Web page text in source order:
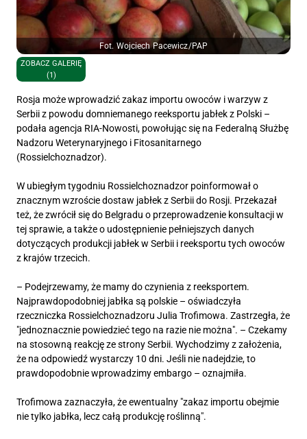
Fot. Wojciech Pacewicz/PAP
ZOBACZ GALERIĘ
(1)
Rosja może wprowadzić zakaz importu owoców i warzyw z
Serbii z powodu domniemanego reeksportu jabłek z Polski –
podała agencja RIA-Nowosti, powołując się na Federalną Służbę
Nadzoru Weterynaryjnego i Fitosanitarnego
(Rossielchoznadzor).
W ubiegłym tygodniu Rossielchoznadzor poinformował o
znacznym wzroście dostaw jabłek z Serbii do Rosji. Przekazał
też, że zwrócił się do Belgradu o przeprowadzenie konsultacji w
tej sprawie, a także o udostępnienie pełniejszych danych
dotyczących produkcji jabłek w Serbii i reeksportu tych owoców
z krajów trzecich.
– Podejrzewamy, że mamy do czynienia z reeksportem.
Najprawdopodobniej jabłka są polskie – oświadczyła
rzeczniczka Rossielchoznadzoru Julia Trofimowa. Zastrzegła, że
"jednoznacznie powiedzieć tego na razie nie można". – Czekamy
na stosowną reakcję ze strony Serbii. Wychodzimy z założenia,
że na odpowiedź wystarczy 10 dni. Jeśli nie nadejdzie, to
prawdopodobnie wprowadzimy embargo – oznajmiła.
Trofimowa zaznaczyła, że ewentualny "zakaz importu obejmie
nie tylko jabłka, lecz całą produkcję roślinną".